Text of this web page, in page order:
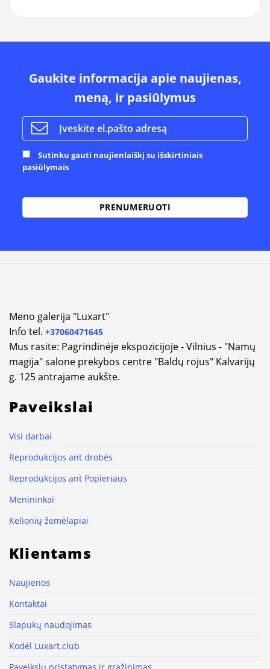
Gaukite informacija apie naujienas,
meną, ir pasiūlymus
Sutinku gauti naujienlaiškį su išskirtiniais
pasiūlymais
Meno galerija "Luxart"
Info tel. +37060471645
Mus rasite: Pagrindinėje ekspozicijoje - Vilnius - "Namų
magija" salone prekybos centre "Baldų rojus" Kalvarijų
g. 125 antrajame aukšte.
Paveikslai
Visi darbai
Reprodukcijos ant drobės
Reprodukcijos ant Popieriaus
Menininkai
Kelionių žemėlapiai
Klientams
Naujienos
Kontaktai
Slapukų naudojimas
Kodėl Luxart.club
Paveikslų pristatymas ir grąžinimas